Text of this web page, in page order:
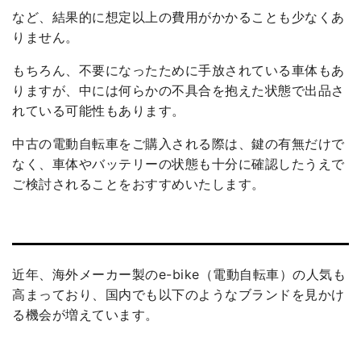
など、結果的に想定以上の費用がかかることも少なくあ
りません。
もちろん、不要になったために手放されている車体もあ
りますが、中には何らかの不具合を抱えた状態で出品さ
れている可能性もあります。
中古の電動自転車をご購入される際は、鍵の有無だけで
なく、車体やバッテリーの状態も十分に確認したうえで
ご検討されることをおすすめいたします。
近年、海外メーカー製のe-bike（電動自転車）の人気も
高まっており、国内でも以下のようなブランドを見かけ
る機会が増えています。